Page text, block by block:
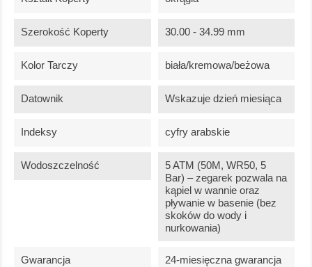
Szerokość Koperty 30.00 - 34.99 mm
Kolor Tarczy biała/kremowa/beżowa
Datownik Wskazuje dzień miesiąca
Indeksy cyfry arabskie
Wodoszczelność
5 ATM (50M, WR50, 5
Bar) – zegarek pozwala na
kąpiel w wannie oraz
pływanie w basenie (bez
skoków do wody i
nurkowania)
Gwarancja 24-miesięczna gwarancja